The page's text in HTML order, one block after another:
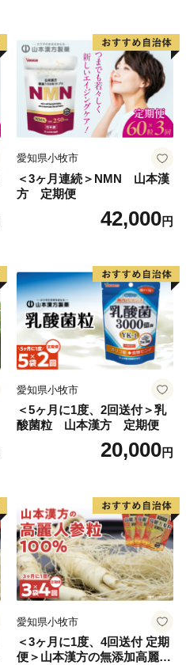
愛知県小牧市
＜3ヶ月連続＞NMN 山本漢
方 定期便
42,000円
愛知県小牧市
＜5ヶ月に1度、2回送付＞乳
酸菌粒 山本漢方 定期便
20,000円
愛知県小牧市
＜3ヶ月に1度、4回送付 定期
便＞山本漢方の無添加高麗人